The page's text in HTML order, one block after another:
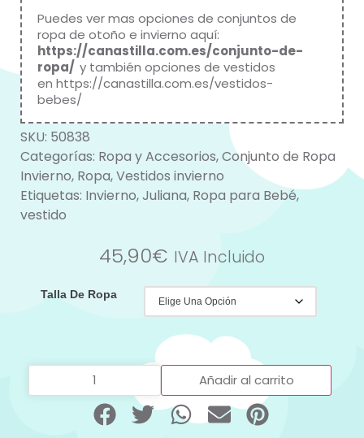
Puedes ver mas opciones de conjuntos de
ropa de otoño e invierno aquí:
https://canastilla.com.es/conjunto-de-
ropa/ y también opciones de vestidos
en https://canastilla.com.es/vestidos-
bebes/
SKU: 50838
Categorías: Ropa y Accesorios,Conjunto de Ropa
Invierno, Ropa,Vestidos invierno
Etiquetas: Invierno,Juliana, Ropa para Bebé,
vestido
45,90€ IVA Incluido
Talla De Ropa
Añadir al carrito